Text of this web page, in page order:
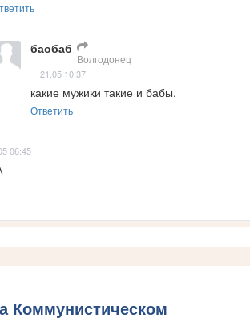
баобаб
Волгодонец
21.05 10:37
какие мужики такие и бабы.
Ответить
06:45
Коммунистическом